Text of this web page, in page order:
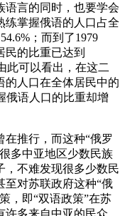
语言的同时，也要学会
练掌握俄语的人口占全
；而到了1979
的比重已达到
此可以看出，在这二
的人口在全体居民中的
俄语人口的比重却增
推行，而这种“俄罗
多中亚地区少数民族
，不难发现很多少数民
至对苏联政府这种“俄
，即“双语政策”在苏
多来自中亚的民众，